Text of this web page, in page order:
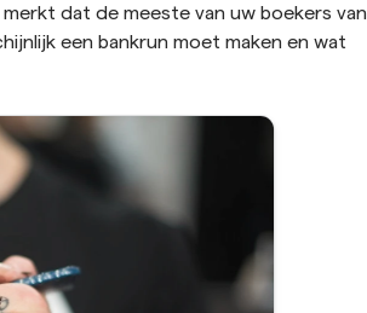
dat de meeste van uw boekers van
een bankrun moet maken en wat